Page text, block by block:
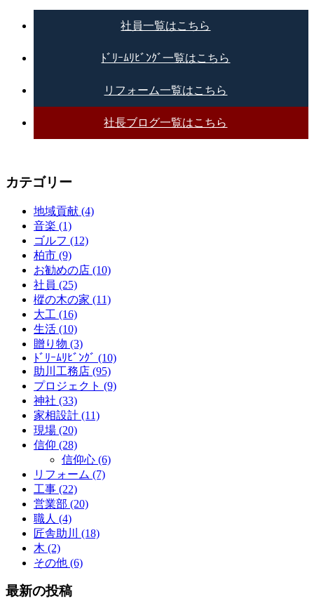
社員一覧はこちら
ﾄﾞﾘｰﾑﾘﾋﾞﾝｸﾞ一覧はこちら
リフォーム一覧はこちら
社長ブログ一覧はこちら
カテゴリー
地域貢献 (4)
音楽 (1)
ゴルフ (12)
柏市 (9)
お勧めの店 (10)
社員 (25)
樅の木の家 (11)
大工 (16)
生活 (10)
贈り物 (3)
ﾄﾞﾘｰﾑﾘﾋﾞﾝｸﾞ (10)
助川工務店 (95)
プロジェクト (9)
神社 (33)
家相設計 (11)
現場 (20)
信仰 (28)
信仰心 (6)
リフォーム (7)
工事 (22)
営業部 (20)
職人 (4)
匠舎助川 (18)
木 (2)
その他 (6)
最新の投稿